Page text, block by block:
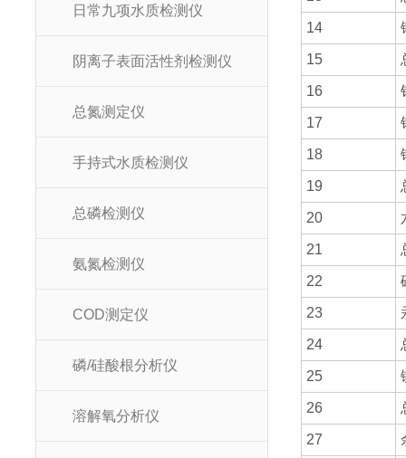
日常九项水质检测仪
阴离子表面活性剂检测仪
总氮测定仪
手持式水质检测仪
总磷检测仪
氨氮检测仪
COD测定仪
磷/硅酸根分析仪
溶解氧分析仪
14
15
16
17
18
19
20
21
22
23
24
25
26
27